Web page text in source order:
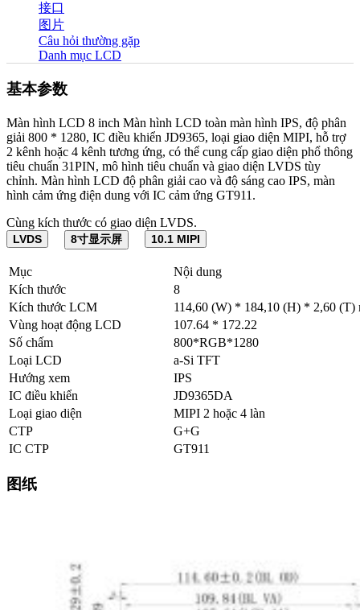
接口
图片
Câu hỏi thường gặp
Danh mục LCD
基本参数
Màn hình LCD 8 inch Màn hình LCD toàn màn hình IPS, độ phân
giải 800 * 1280, IC điều khiển JD9365, loại giao diện MIPI, hỗ trợ
2 kênh hoặc 4 kênh tương ứng, có thể cung cấp giao diện phổ thông
tiêu chuẩn 31PIN, mô hình tiêu chuẩn và giao diện LVDS tùy
chỉnh. Màn hình LCD độ phân giải cao và độ sáng cao IPS, màn
hình cảm ứng điện dung với IC cảm ứng GT911.
Cùng kích thước có giao diện LVDS.
LVDS 8寸显示屏 10.1 MIPI
Mục
Nội dung
Kích thước
8
Kích thước LCM
114,60 (W) * 184,10 (H) * 2,60 (T)
Vùng hoạt động LCD
107.64 * 172.22
Số chấm
800*RGB*1280
Loại LCD
a-Si TFT
Hướng xem
IPS
IC điều khiển
JD9365DA
Loại giao diện
MIPI 2 hoặc 4 làn
CTP
G+G
IC CTP
GT911
图纸